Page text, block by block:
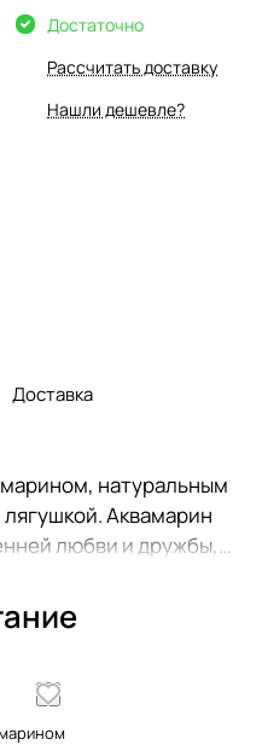
Достаточно
Рассчитать доставку
Нашли дешевле?
Доставка
натуральным
Аквамарин
любви и дружбы,
камень
Считалось,
молодость и
повелителей морской
- лунное существо,
символизирует